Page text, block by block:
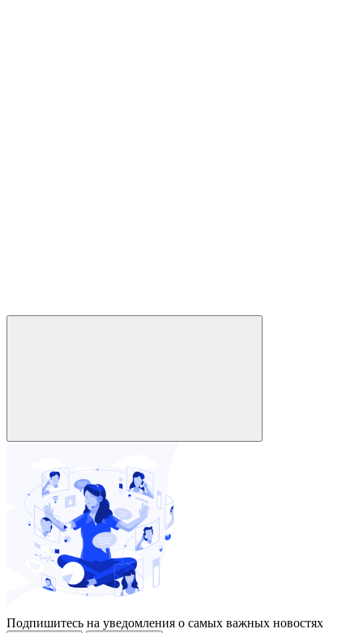
Подпишитесь на уведомления о самых важных новостях